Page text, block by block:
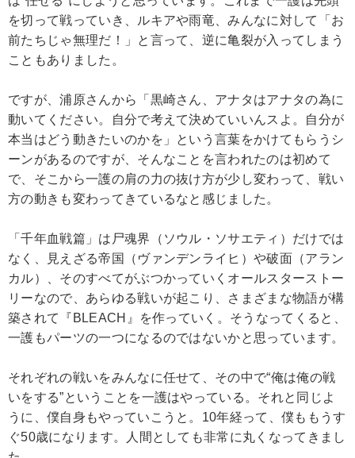
を切って戦っていき、ルキアや雨竜、みんなに対して「お
前たちじゃ無理だ！」と言って、逆に亀裂が入ってしまう
こともありました。
ですが、浦原さんから「黒崎さん、アナタはアナタの為に
動いてください。自分で考えて決めていいんスよ。自分が
本当はどう動きたいのかを」という言葉をかけてもらうシ
ーンがあるのですが、そんなことを言われたのは初めて
で、そこから一護の肩の力の抜け方が少し変わって、戦い
方の動きも変わってきているなと感じました。
「千年血戦篇」は尸魂界（ソウル・ソサエティ）だけでは
なく、見えざる帝国（ヴァンデンライヒ）や破面（アラン
カル）、そのすべてがぶつかっていくオールスターストー
リーなので、あらゆる戦いが起こり、さまざまな物語が構
築されて『BLEACH』を作っていく。そうなってくると、
一護もパーツの一つになるのではないかと思っています。
それぞれの戦いをみんなに任せて、その中で“俺は俺の戦
いをする”ということを一護はやっている。それと同じよ
うに、僕自身もやっていこうと。10年経って、僕ももうす
ぐ50歳になります。人間としても非常に丸くなってきまし